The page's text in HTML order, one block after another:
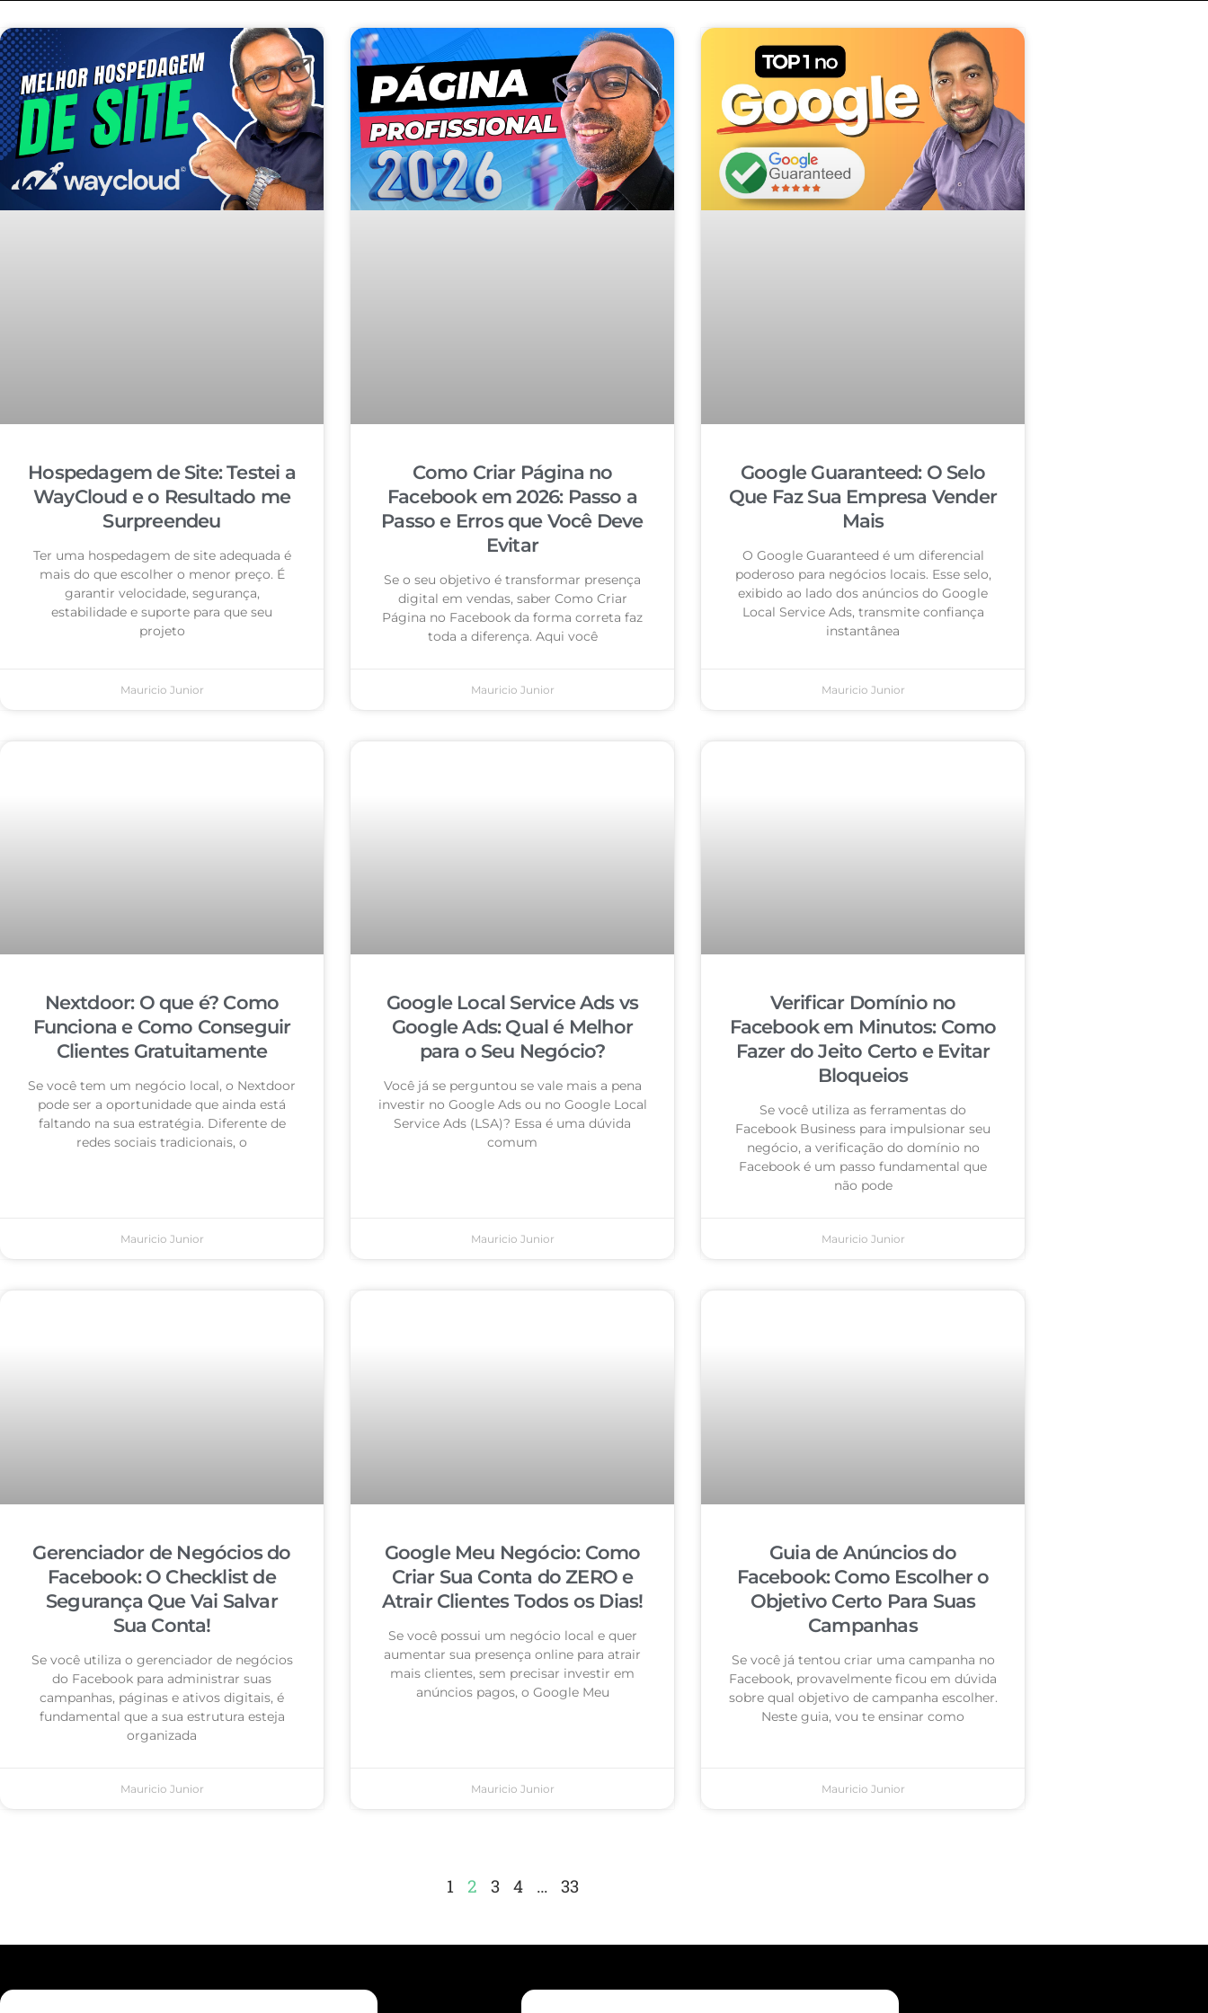
Hospedagem de Site: Testei a
WayCloud e o Resultado me
Surpreendeu
Ter uma hospedagem de site adequada é
mais do que escolher o menor preço. É
garantir velocidade, segurança,
estabilidade e suporte para que seu
projeto
Mauricio Junior
Como Criar Página no
Facebook em 2026: Passo a
Passo e Erros que Você Deve
Evitar
Se o seu objetivo é transformar presença
digital em vendas, saber Como Criar
Página no Facebook da forma correta faz
toda a diferença. Aqui você
Mauricio Junior
Google Guaranteed: O Selo
Que Faz Sua Empresa Vender
Mais
O Google Guaranteed é um diferencial
poderoso para negócios locais. Esse selo,
exibido ao lado dos anúncios do Google
Local Service Ads, transmite confiança
instantânea
Mauricio Junior
Nextdoor: O que é? Como
Funciona e Como Conseguir
Clientes Gratuitamente
Se você tem um negócio local, o Nextdoor
pode ser a oportunidade que ainda está
faltando na sua estratégia. Diferente de
redes sociais tradicionais, o
Mauricio Junior
Google Local Service Ads vs
Google Ads: Qual é Melhor
para o Seu Negócio?
Você já se perguntou se vale mais a pena
investir no Google Ads ou no Google Local
Service Ads (LSA)? Essa é uma dúvida
comum
Mauricio Junior
Verificar Domínio no
Facebook em Minutos: Como
Fazer do Jeito Certo e Evitar
Bloqueios
Se você utiliza as ferramentas do
Facebook Business para impulsionar seu
negócio, a verificação do domínio no
Facebook é um passo fundamental que
não pode
Mauricio Junior
Gerenciador de Negócios do
Facebook: O Checklist de
Segurança Que Vai Salvar
Sua Conta!
Se você utiliza o gerenciador de negócios
do Facebook para administrar suas
campanhas, páginas e ativos digitais, é
fundamental que a sua estrutura esteja
organizada
Mauricio Junior
Google Meu Negócio: Como
Criar Sua Conta do ZERO e
Atrair Clientes Todos os Dias!
Se você possui um negócio local e quer
aumentar sua presença online para atrair
mais clientes, sem precisar investir em
anúncios pagos, o Google Meu
Mauricio Junior
Guia de Anúncios do
Facebook: Como Escolher o
Objetivo Certo Para Suas
Campanhas
Se você já tentou criar uma campanha no
Facebook, provavelmente ficou em dúvida
sobre qual objetivo de campanha escolher.
Neste guia, vou te ensinar como
Mauricio Junior
1 2 3 4 … 33